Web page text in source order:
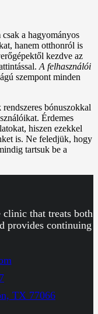
a hagyományos
hanem otthonról is
kezdve az
A felhasználói
szempont minden
bónuszokkal
Érdemes
hiszen ezekkel
is. Ne feledjük, hogy
tartsuk be a
that treats both
provides continuing
TX 77066